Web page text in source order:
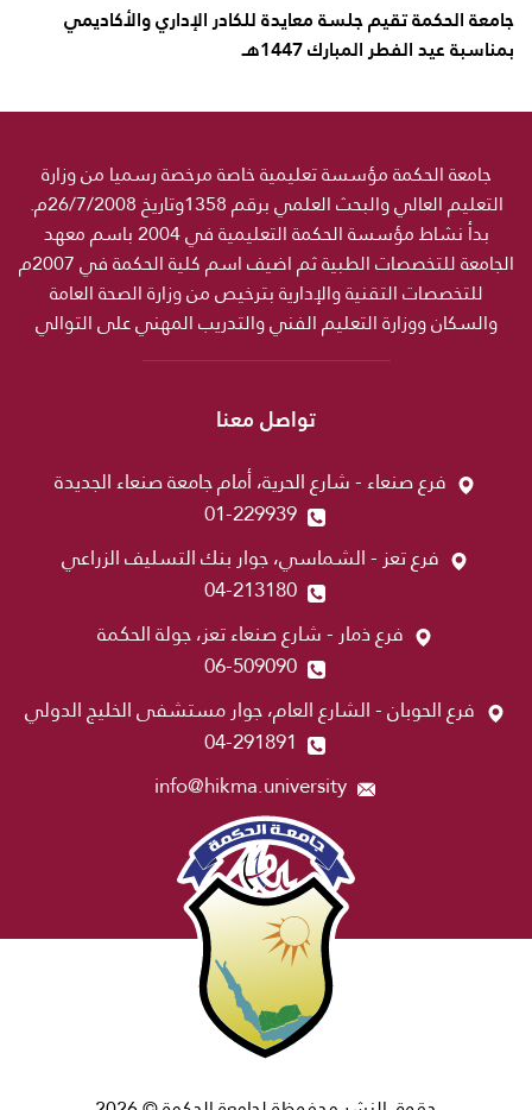
جامعة الحكمة تقيم جلسة معايدة للكادر الإداري والأكاديمي
بمناسبة عيد الفطر المبارك 1447هـ
جامعة الحكمة مؤسسة تعليمية خاصة مرخصة رسميا من وزارة
التعليم العالي والبحث العلمي برقم 1358وتاريخ 26/7/2008م.
بدأ نشاط مؤسسة الحكمة التعليمية في 2004 باسم معهد
الجامعة للتخصصات الطبية ثم اضيف اسم كلية الحكمة في 2007م
للتخصصات التقنية والإدارية بترخيص من وزارة الصحة العامة
والسكان ووزارة التعليم الفني والتدريب المهني على التوالي
تواصل معنا
فرع صنعاء - شارع الحرية، أمام جامعة صنعاء الجديدة
01-229939
فرع تعز - الشماسي، جوار بنك التسليف الزراعي
04-213180
فرع ذمار - شارع صنعاء تعز، جولة الحكمة
06-509090
فرع الحوبان - الشارع العام، جوار مستشفى الخليج الدولي
04-291891
info@hikma.university